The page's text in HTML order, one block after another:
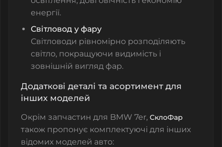
енергії.
Світловод у фару
Світловоди рівномірно розподіляють
світло, покращуючи видимість і
зовнішній вигляд фар.
Додаткові деталі та асортимент для
інших моделей
Окрім запчастин для BMW 7er, СклоФар
також пропонує комплектуючі для інших
відомих моделей авто: